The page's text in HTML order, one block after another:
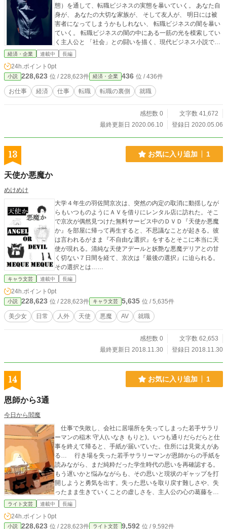
態）を通して、転職ビジネスの実態を暴いていく。 あなた自
身が、 あなたの大切な家族が、 そして友人が、 明日には被
害者になってしまうかもしれない、 転職ビジネスの闇を暴い
ていく。 転職ビジネスの闇の中にある一筋の光を模索してい
く主人公と 「社会」との闘いを描く、現代ビジネス小説で
す。
経済・企業 連載中 長編
24h.ポイント 0pt
小説 228,623 位 / 228,623件 経済・企業 436 位 / 436件
お仕事 経済 仕事 転職 転職の裏側 就職
感想数 0
文字数 41,672
最終更新日 2020.06.10
登録日 2020.05.06
13 お気に入り追加 1
天使か悪魔か
めけめけ
大学４年生の羽佐間京次は、突然の内定の取消に動揺しなが
らもいつものようにＡＶを借りにレンタル店に訪れた。そこ
で京次が偶然見つけた無料サービス中のＤＶＤ『天使か悪魔
か』を部屋に帰って再生すると、不思議なことが起きる。彼
は言われるがまま『不自由な選択』をするとそこに本当に天
使が現れる。清純な天使アデールと妖艶な悪魔デリアとの甘
く切ない７日間を経て、京次は『最後の選択』に迫られる。
その選択とは……
キャラ文芸 連載中 長編
24h.ポイント 0pt
小説 228,623 位 / 228,623件 キャラ文芸 5,635 位 / 5,635件
美少女 日常 人外 天使 悪魔 AV 就職
感想数 0
文字数 62,653
最終更新日 2018.11.30
登録日 2018.11.30
14 お気に入り追加 1
恩師から3通
今日から閻魔
仕事で失敗し、会社に居場所を失ってしまった若手サラリ
ーマンの稲木 守人(いなき もりと)。いつも通りだらだらと仕
事を終えて帰ると、手紙が届いていた。住所には見覚えがあ
る… 行き場を失った若手サラリーマンが恩師からの手紙を
読みながら、まだ純粋だった学生時代の思いを再確認する。
もう遅いかと悩みながらも、その思いと現状のギャップを打
開しようと勇気を出す。失った思いを取り戻す難しさや、失
ったまま生きていくことの虚しさを、主人公の心の葛藤を軸
に描いていく作品。
ライト文芸 連載中 長編
24h.ポイント 0pt
小説 228,623 位 / 228,623件 ライト文芸 9,592 位 / 9,592件